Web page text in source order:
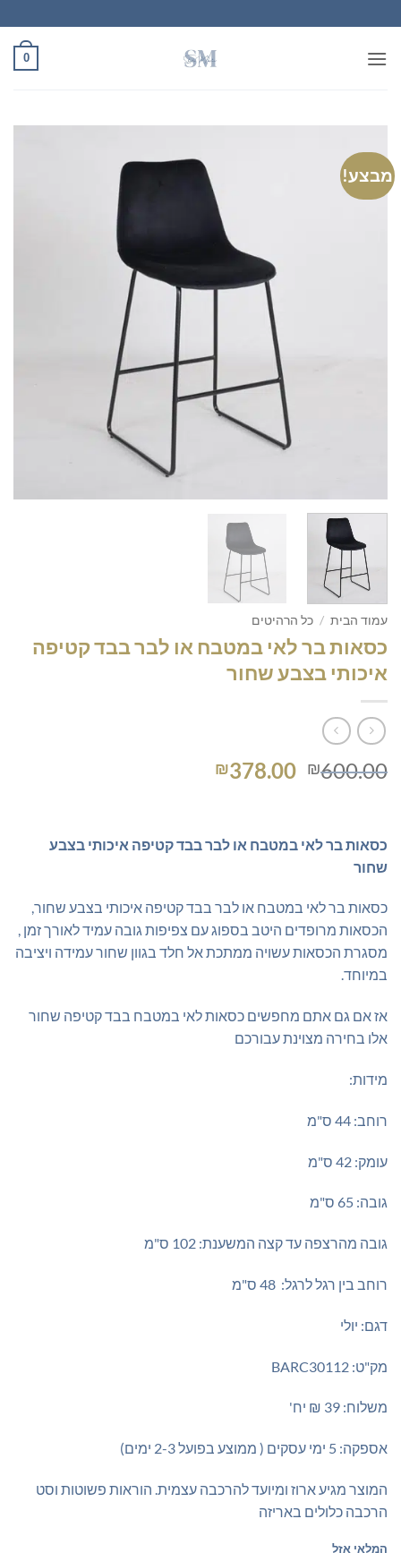
to
content
0
מבצע!
עמוד הבית / כל הרהיטים
כסאות בר לאי במטבח או לבר בבד קטיפה
איכותי בצבע שחור
₪600.00
המחיר
₪600.00.
₪378.00
כסאות בר לאי במטבח או לבר בבד קטיפה איכותי בצבע
שחור
כסאות בר לאי במטבח או לבר בבד קטיפה איכותי בצבע שחור,
הכסאות מרופדים היטב בספוג עם צפיפות גובה עמיד לאורך זמן ,
מסגרת הכסאות עשויה ממתכת אל חלד בגוון שחור עמידה ויציבה
במיוחד.
אז אם גם אתם מחפשים כסאות לאי במטבח בבד קטיפה שחור
אלו בחירה מצוינת עבורכם
מידות:
רוחב: 44 ס"מ
עומק: 42 ס"מ
גובה: 65 ס"מ
גובה מהרצפה עד קצה המשענת: 102 ס"מ
רוחב בין רגל לרגל: 48 ס"מ
דגם: יולי
מק"ט: BARC30112
משלוח: 39 ₪ יח'
אספקה: 5 ימי עסקים ( ממוצע בפועל 2-3 ימים)
המוצר מגיע ארוז ומיועד להרכבה עצמית. הוראות פשוטות וסט
הרכבה כלולים באריזה
המלאי אזל